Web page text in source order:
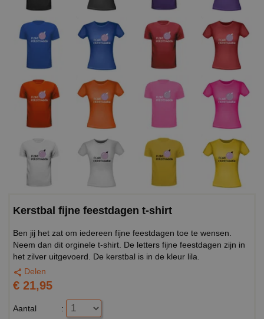
Kerstbal fijne feestdagen t-shirt
Ben jij het zat om iedereen fijne feestdagen toe te wensen.
Neem dan dit orginele t-shirt. De letters fijne feestdagen zijn in
het zilver uitgevoerd. De kerstbal is in de kleur lila.
Delen
€ 21,95
Aantal :